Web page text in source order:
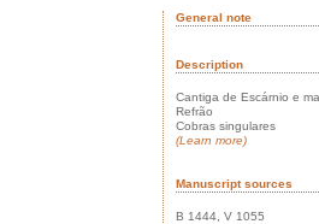
General note
Description
Cantiga de Escárnio e
Refrão
Cobras singulares
(Learn more)
Manuscript sources
B 1444, V 1055